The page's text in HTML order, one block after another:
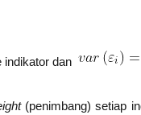
dan
(penimbang) setiap